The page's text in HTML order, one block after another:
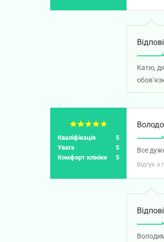
Катю,
Кваліфікація
5
Увага
5
Комфорт клініки
5
Все
Відгук з